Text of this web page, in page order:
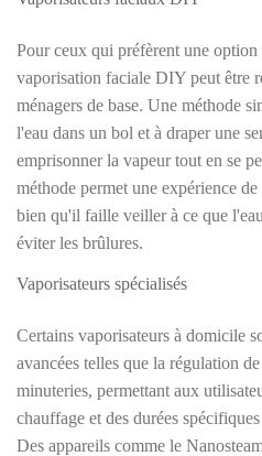
Pour ceux qui préfèrent une
vaporisation faciale DIY peut être
ménagers de base. Une méthode
l'eau dans un bol et à draper une
emprisonner la vapeur tout en se
méthode permet une expérience
bien qu'il faille veiller à ce que
éviter les brûlures.
Vaporisateurs spécialisés
Certains vaporisateurs à domicile
avancées telles que la régulation
minuteries, permettant aux
chauffage et des durées
Des appareils comme le